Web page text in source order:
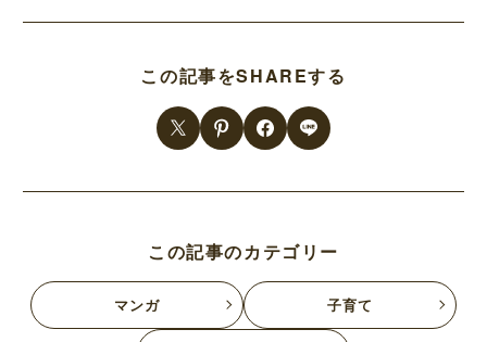
この記事をSHAREする
この記事のカテゴリー
マンガ 子育て